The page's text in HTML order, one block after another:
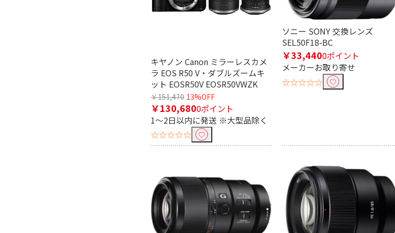
キヤノン Canon ミラーレスカメ
ラ EOS R50 V・ダブルズームキ
ット EOSR50V EOSR50VWZK
￥151,470 13%OFF
￥130,6800ポイント
1～2日以内に発送 ※大型品除く
☆☆☆☆☆
ソニー SONY 交換レンズ
SEL50F18-BC
￥33,4400ポイント
メーカーお取り寄せ
☆☆☆☆☆
フリーワードで絞り込む
除外する にチェックを入れると、指定したワードを除外して検索します。
価格で絞り込む
円~ 円